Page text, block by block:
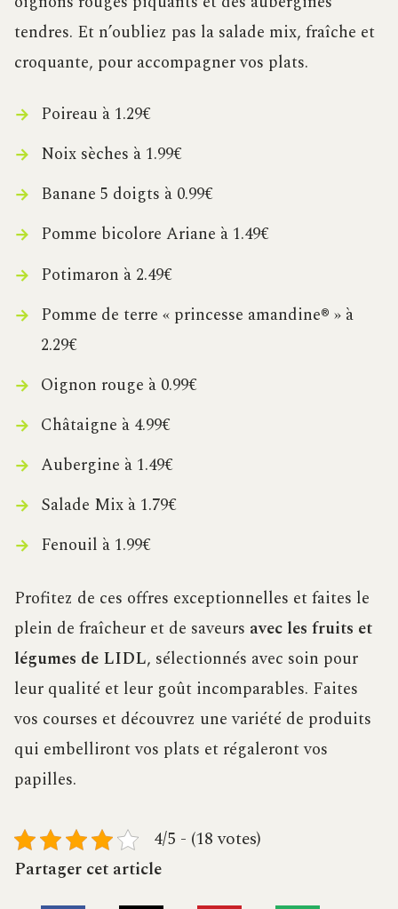
tendres. Et n’oubliez pas la salade mix, fraîche et
croquante, pour accompagner vos plats.
Poireau à 1.29€
Noix sèches à 1.99€
Banane 5 doigts à 0.99€
Pomme bicolore Ariane à 1.49€
Potimaron à 2.49€
Pomme de terre « princesse amandine® » à
2.29€
Oignon rouge à 0.99€
Châtaigne à 4.99€
Aubergine à 1.49€
Salade Mix à 1.79€
Fenouil à 1.99€
Profitez de ces offres exceptionnelles et faites le
plein de fraîcheur et de saveurs avec les fruits et
légumes de LIDL, sélectionnés avec soin pour
leur qualité et leur goût incomparables. Faites
vos courses et découvrez une variété de produits
qui embelliront vos plats et régaleront vos
papilles.
4/5 - (18 votes)
Partager cet article